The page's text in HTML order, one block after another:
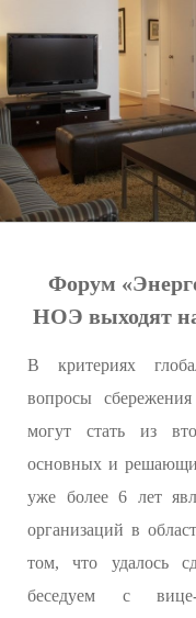
Форум
НОЭ выходят
В критериях
вопросы
могут стать из
основных и
уже более 6 лет
организаций в
том, что удалось
беседуем с